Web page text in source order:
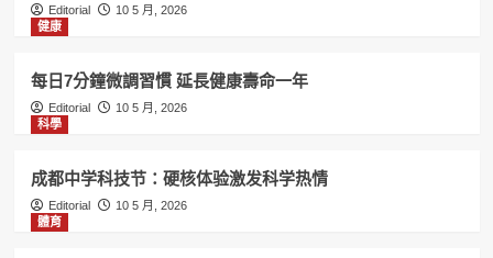
Editorial
10 5 月, 2026
健康
每日7分鐘微調習慣 延長健康壽命一年
Editorial
10 5 月, 2026
科學
成都中学科技节：硬核体验激发科学热情
Editorial
10 5 月, 2026
體育